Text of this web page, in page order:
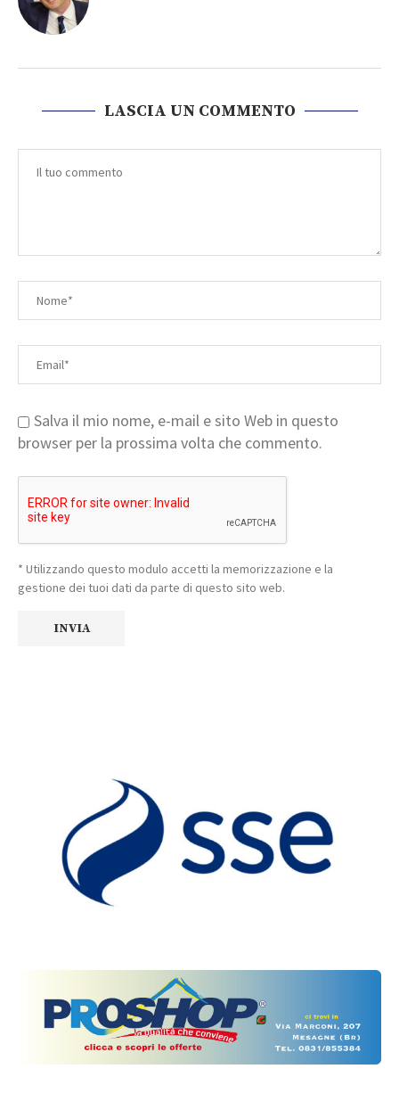
LASCIA UN COMMENTO
Salva il mio nome, e-mail e sito Web in questo
browser per la prossima volta che commento.
* Utilizzando questo modulo accetti la memorizzazione e la
gestione dei tuoi dati da parte di questo sito web.